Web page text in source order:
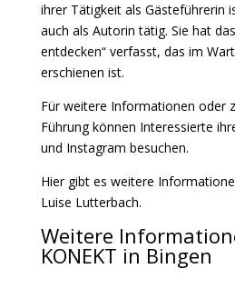
ihrer Tätigkeit als Gästeführerin
auch als Autorin tätig. Sie hat
entdecken“ verfasst, das im
erschienen ist.
Für weitere Informationen oder
Führung können Interessierte
und Instagram besuchen.
Hier gibt es weitere
Luise Lutterbach.
Weitere
KONEKT in Bingen